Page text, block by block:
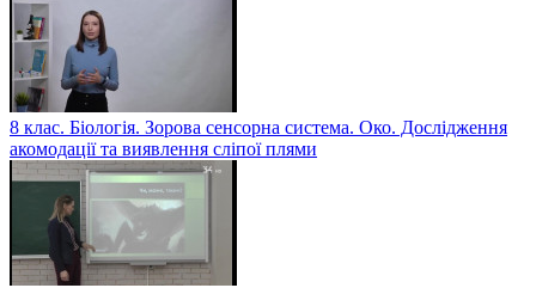
8 клас. Біологія. Зорова сенсорна система. Око. Дослідження
акомодації та виявлення сліпої плями